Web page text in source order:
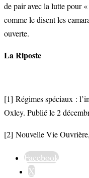
de pair avec la lutte pour
comme le disent les
ouverte.
La Riposte
[1] Régimes spéciaux :
Oxley. Publié le 2
[2] Nouvelle Vie
Facebook
X